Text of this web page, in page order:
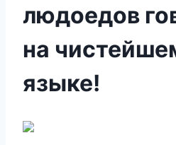
людоедов
на
языке!